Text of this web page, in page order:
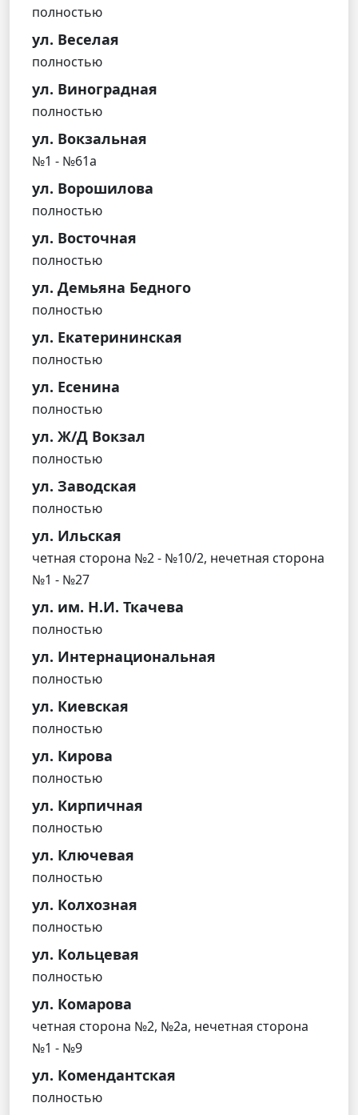
полностью
ул. Веселая
полностью
ул. Виноградная
полностью
ул. Вокзальная
№1 - №61а
ул. Ворошилова
полностью
ул. Восточная
полностью
ул. Демьяна Бедного
полностью
ул. Екатерининская
полностью
ул. Есенина
полностью
ул. Ж/Д Вокзал
полностью
ул. Заводская
полностью
ул. Ильская
четная сторона №2 - №10/2, нечетная сторона
№1 - №27
ул. им. Н.И. Ткачева
полностью
ул. Интернациональная
полностью
ул. Киевская
полностью
ул. Кирова
полностью
ул. Кирпичная
полностью
ул. Ключевая
полностью
ул. Колхозная
полностью
ул. Кольцевая
полностью
ул. Комарова
четная сторона №2, №2а, нечетная сторона
№1 - №9
ул. Комендантская
полностью